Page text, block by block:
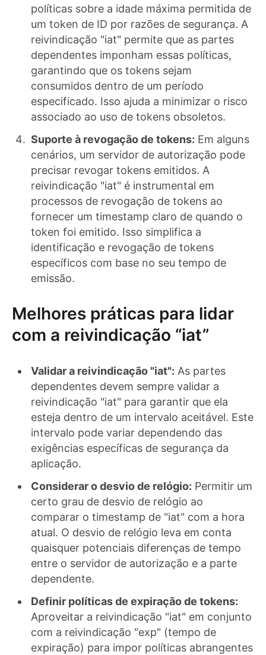
políticas sobre a idade máxima permitida de
um token de ID por razões de segurança. A
reivindicação "iat" permite que as partes
dependentes imponham essas políticas,
garantindo que os tokens sejam
consumidos dentro de um período
especificado. Isso ajuda a minimizar o risco
associado ao uso de tokens obsoletos.
Suporte à revogação de tokens: Em alguns
cenários, um servidor de autorização pode
precisar revogar tokens emitidos. A
reivindicação "iat" é instrumental em
processos de revogação de tokens ao
fornecer um timestamp claro de quando o
token foi emitido. Isso simplifica a
identificação e revogação de tokens
específicos com base no seu tempo de
emissão.
Melhores práticas para lidar
com a reivindicação “iat”
Validar a reivindicação "iat": As partes
dependentes devem sempre validar a
reivindicação "iat" para garantir que ela
esteja dentro de um intervalo aceitável. Este
intervalo pode variar dependendo das
exigências específicas de segurança da
aplicação.
Considerar o desvio de relógio: Permitir um
certo grau de desvio de relógio ao
comparar o timestamp de "iat" com a hora
atual. O desvio de relógio leva em conta
quaisquer potenciais diferenças de tempo
entre o servidor de autorização e a parte
dependente.
Definir políticas de expiração de tokens:
Aproveitar a reivindicação "iat" em conjunto
com a reivindicação "exp" (tempo de
expiração) para impor políticas abrangentes